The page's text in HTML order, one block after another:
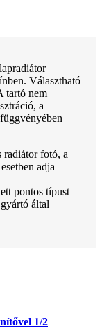
Választható
tartó nem
a
radiátor fotó, a
adja
pontos típust
által
1/2